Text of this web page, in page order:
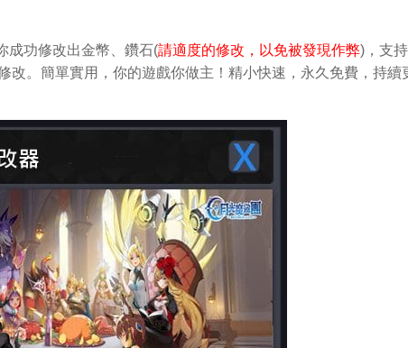
成功修改出金幣、鑽石(請適度的修改，以免被發現作弊)，支
改。簡單實用，你的遊戲你做主！精小快速，永久免費，持續